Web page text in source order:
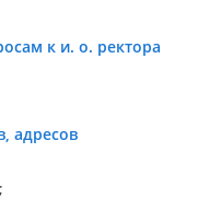
к и. о. ректора
адресов